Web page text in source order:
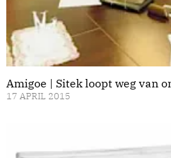
Amigoe | Sitek loopt weg van
17 APRIL 2015